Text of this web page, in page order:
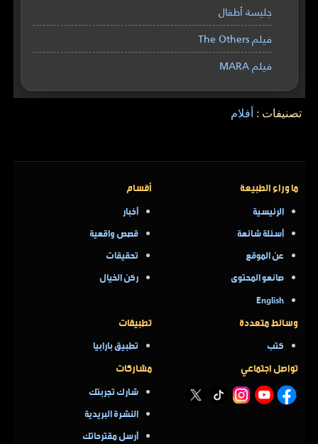
جليسة أطفال
فيلم The Others
فيلم MARA
تصنيفات : أفلام
ما وراء الطبيعة
الرئيسية
أسئلة شائعة
عن الموقع
صانعو المحتوى
English
أقسام
أخبار
قصص واقعية
تحقيقات
ركن الخيال
وسائط متعددة
كتب
تطبيقات
تطبيق بارابيا
تواصل اجتماعي مشاركات
شارك تجربتك
النشرة البريدية
أرسل مقترحاتك